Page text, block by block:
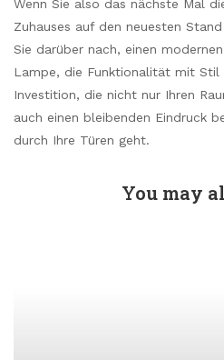
Wenn Sie also das nächste Mal
Zuhauses auf den neuesten
Sie darüber nach, einen
Lampe, die Funktionalität mit Stil
Investition, die nicht nur Ihren
auch einen bleibenden Eindruck
durch Ihre Türen geht.
You may